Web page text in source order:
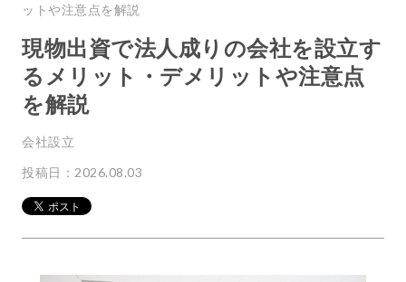
ットや注意点を解説
現物出資で法人成りの会社を設立す
るメリット・デメリットや注意点
を解説
会社設立
投稿日：2026.08.03